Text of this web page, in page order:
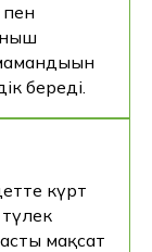
пен
береді.
күрт
мақсат